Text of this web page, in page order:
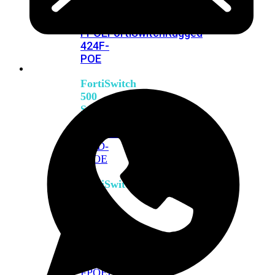
FPOEFortiSwitchRugged
424F-
POE
FortiSwitch
500
Series
548D-
FPOE
FortiSwitch
FPOEFortiSwitch